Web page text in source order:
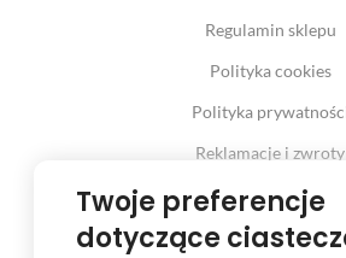
Regulamin sklepu
Polityka cookies
Polityka
Reklamacje i zwroty
Prawo odstąpienia od
Twoje preferencje
dotyczące